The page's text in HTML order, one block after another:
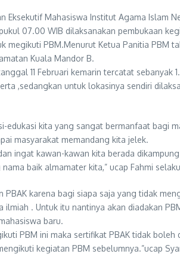
Eksekutif Mahasiswa Institut Agama Islam
07.00 WIB dilaksanakan pembukaan
PBM.Menurut Ketua Panitia PBM
Kuala Mandor B.
11 Februari kemarin tercatat sebanyak
,sedangkan untuk lokasinya sendiri
kita yang sangat bermanfaat bagi
masyarakat memandang kita jelek.
ingat kawan-kawan kita berada
baik almamater kita,” ucap Fahmi
karena bagi siapa saja yang tidak
. Untuk itu nantinya akan diadakan
baru.
PBM ini maka sertifikat PBAK tidak
kegiatan PBM sebelumnya.”ucap